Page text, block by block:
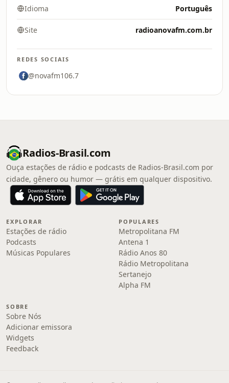
Idioma Português
Site radioanovafm.com.br
REDES SOCIAIS
@novafm106.7
Radios-Brasil.com
Ouça estações de rádio e podcasts de Radios-Brasil.com por
cidade, gênero ou humor — grátis em qualquer dispositivo.
EXPLORAR
Estações de rádio
Podcasts
Músicas Populares
POPULARES
Metropolitana FM
Antena 1
Rádio Anos 80
Rádio Metropolitana
Sertanejo
Alpha FM
SOBRE
Sobre Nós
Adicionar emissora
Widgets
Feedback